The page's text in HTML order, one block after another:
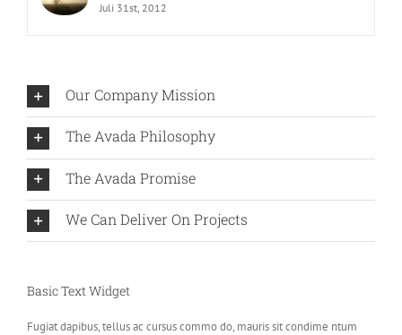
Juli 31st, 2012
Our Company Mission
The Avada Philosophy
The Avada Promise
We Can Deliver On Projects
Basic Text Widget
Fugiat dapibus, tellus ac cursus commo do, mauris sit condime ntum